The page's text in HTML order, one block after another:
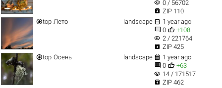
visibility 0 / 56702
 ZIP 110
top Лето landscape  1 year ago
 0  +108
visibility 2 / 221764
 ZIP 425
top Осень landscape  1 year ago
 0  +63
visibility 14 / 171517
 ZIP 462